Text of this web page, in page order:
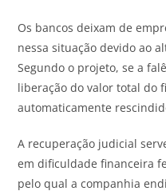
Os bancos deixam de
nessa situação devido ao
Segundo o projeto, se a
liberação do valor total do
automaticamente
A recuperação judicial
em dificuldade financeira
pelo qual a companhia